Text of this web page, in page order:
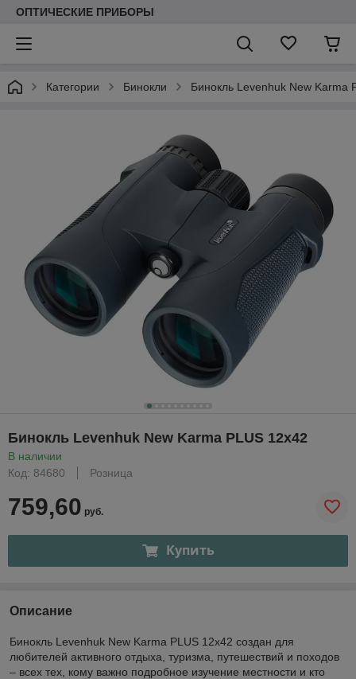
ОПТИЧЕСКИЕ ПРИБОРЫ
Категории Бинокли Бинокль Levenhuk New Karma
Бинокль Levenhuk New Karma PLUS 12x42
В наличии
Код: 84680
Розница
759,60 руб.
Купить
Описание
Бинокль Levenhuk New Karma PLUS 12x42 создан для
любителей активного отдыха, туризма, путешествий и походов
– всех тех, кому важно подробное изучение местности и кто